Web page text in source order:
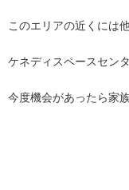
このエリアの近くには
ケネディスペースセン
今度機会があったら家